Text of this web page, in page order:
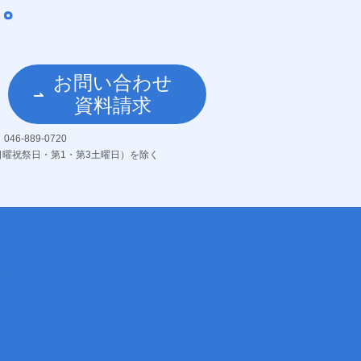
お問い合わせ
資料請求
046-889-0720
祝祭日・第1・第3土曜日）を除く